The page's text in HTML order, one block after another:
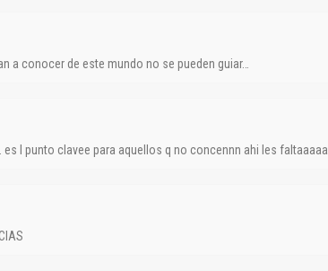
a conocer de este mundo no se pueden guiar…
l punto clavee para aquellos q no concennn ahi les faltaaaaa
No carga o no se visualiza el contenido.